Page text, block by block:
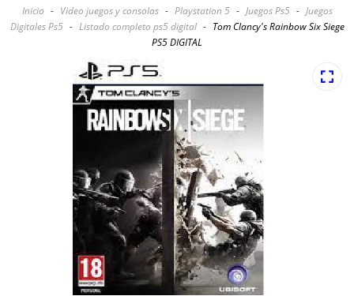
Inicio - Video juegos y consolas - Playstation 5 - Juegos Ps5 - Juegos
Digitales Ps5 - Listado completo ps5 digital - Tom Clancy's Rainbow Six Siege
PS5 DIGITAL